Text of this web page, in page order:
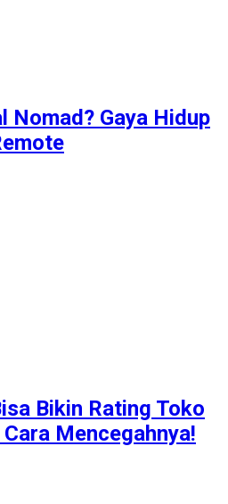
Nomad? Gaya Hidup
Bikin Rating Toko
Mencegahnya!